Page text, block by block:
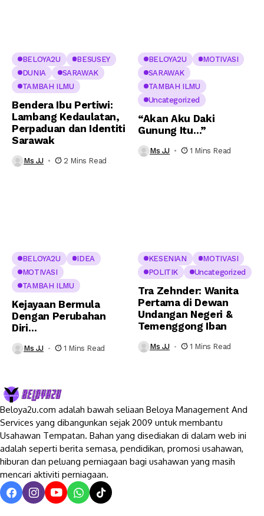
BELOYA2U
BESUSEY
DUNIA
SARAWAK
TAMBAH ILMU
Bendera Ibu Pertiwi:
Lambang Kedaulatan,
Perpaduan dan Identiti
Sarawak
Ms JJ 2 Mins Read
BELOYA2U
MOTIVASI
SARAWAK
TAMBAH ILMU
Uncategorized
“Akan Aku Daki
Gunung Itu…”
Ms JJ 1 Mins Read
BELOYA2U
IDEA
MOTIVASI
TAMBAH ILMU
Kejayaan Bermula
Dengan Perubahan
Diri…
Ms JJ 1 Mins Read
KESENIAN
MOTIVASI
POLITIK
Uncategorized
Tra Zehnder: Wanita
Pertama di Dewan
Undangan Negeri &
Temenggong Iban
Ms JJ 1 Mins Read
Beloya2u.com adalah bawah seliaan Beloya Management And
Services yang dibangunkan sejak 2009 untuk membantu
Usahawan Tempatan. Bahan yang disediakan di dalam web ini
adalah seperti berita semasa, pendidikan, promosi usahawan,
hiburan dan peluang perniagaan bagi usahawan yang masih
mencari aktiviti perniagaan.